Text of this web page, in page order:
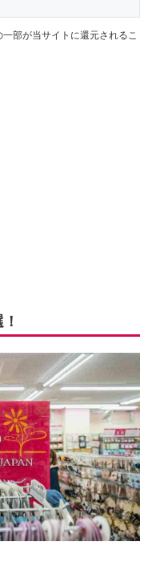
部が当サイトに還元されるこ